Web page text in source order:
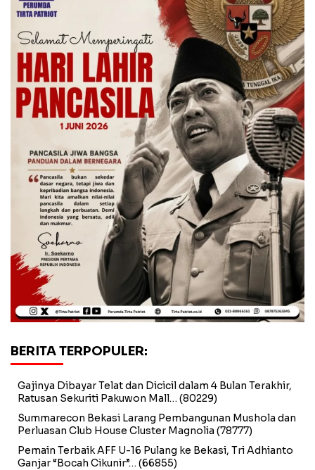
BERITA TERPOPULER:
Gajinya Dibayar Telat dan Dicicil dalam 4 Bulan Terakhir,
Ratusan Sekuriti Pakuwon Mall… (80229)
Summarecon Bekasi Larang Pembangunan Mushola dan
Perluasan Club House Cluster Magnolia (78777)
Pemain Terbaik AFF U-16 Pulang ke Bekasi, Tri Adhianto
Ganjar “Bocah Cikunir”… (66855)